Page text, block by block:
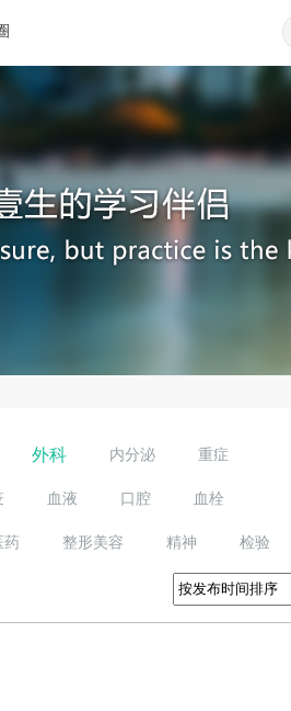
外科 内分泌 重症
血液 口腔 血栓
药 整形美容 精神 检验